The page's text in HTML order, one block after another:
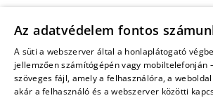
amikor a
nem a
véletlenen
múlik
Az adatvédelem fontos
A süti a webszerver által a honlaplátogató
jellemzően számítógépén vagy mobiltelefonján
szöveges fájl, amely a felhasználóra, a
akár a felhasználó és a webszerver közötti